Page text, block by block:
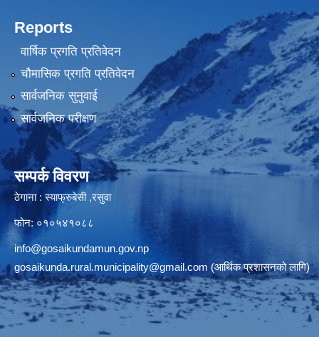
Reports
वार्षिक प्रगति प्रतिवेदन
चौमासिक प्रगति प्रतिवेदन
सार्वजनिक सुनुवाई
सार्वजनिक परीक्षण
सम्पर्क विवरण
ठेगाना : स्याफ्रुबेसी ,रसुवा
फोन: ०१०५४१०८८
info@gosaikundamun.gov.np
gosaikunda.rural.municipality@gmail.com (आर्थिक प्रशासनको लागि)